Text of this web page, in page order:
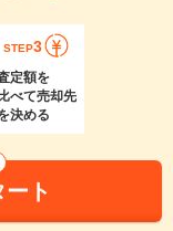
STEP3
定額を
比べて売却先
決める
ト